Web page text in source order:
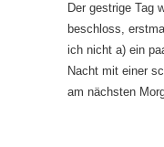
Der gestrige Tag
beschloss,
ich nicht a) ein
Nacht mit einer
am nächsten